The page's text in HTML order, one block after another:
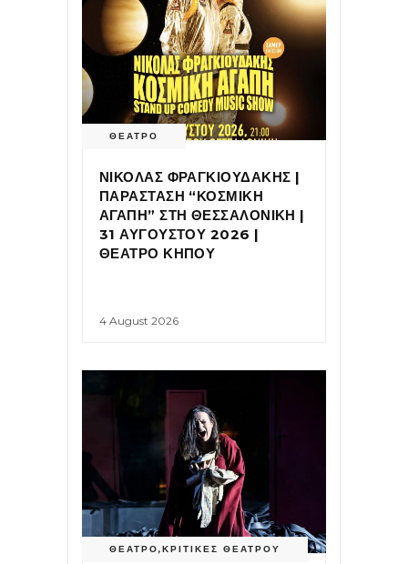
ΘΕΑΤΡΟ
ΝΙΚΟΛΑΣ ΦΡΑΓΚΙΟΥΔΑΚΗΣ |
ΠΑΡΑΣΤΑΣΗ “ΚΟΣΜΙΚΗ
ΑΓΑΠΗ” ΣΤΗ ΘΕΣΣΑΛΟΝΙΚΗ |
31 ΑΥΓΟΥΣΤΟΥ 2026 |
ΘΕΑΤΡΟ ΚΗΠΟΥ
4 August 2026
ΘΕΑΤΡΟ,ΚΡΙΤΙΚΕΣ ΘΕΑΤΡΟΥ